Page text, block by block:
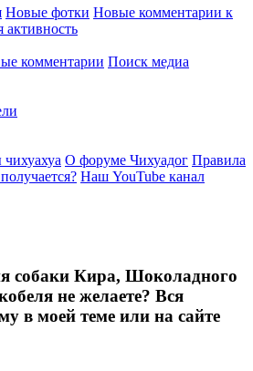
Новые фотки Новые комментарии к
активность
комментарии Поиск медиа
О форуме Чихуадог Правила
Наш YouTube канал
собаки Кира, Шоколадного
не желаете? Вся
в моей теме или на сайте